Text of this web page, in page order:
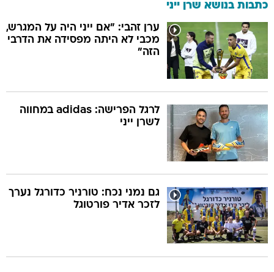
כתבות בנושא שרן ייני
ערן זהבי: "אם ייני היה על המגרש,
מכבי לא היתה מפסידה את הדרבי
הזה"
לרגל הפרישה: adidas במחווה
לשרן ייני
גם נמני נכח: טורניר כדורגל נערך
לזכר אדיר פורטוגל